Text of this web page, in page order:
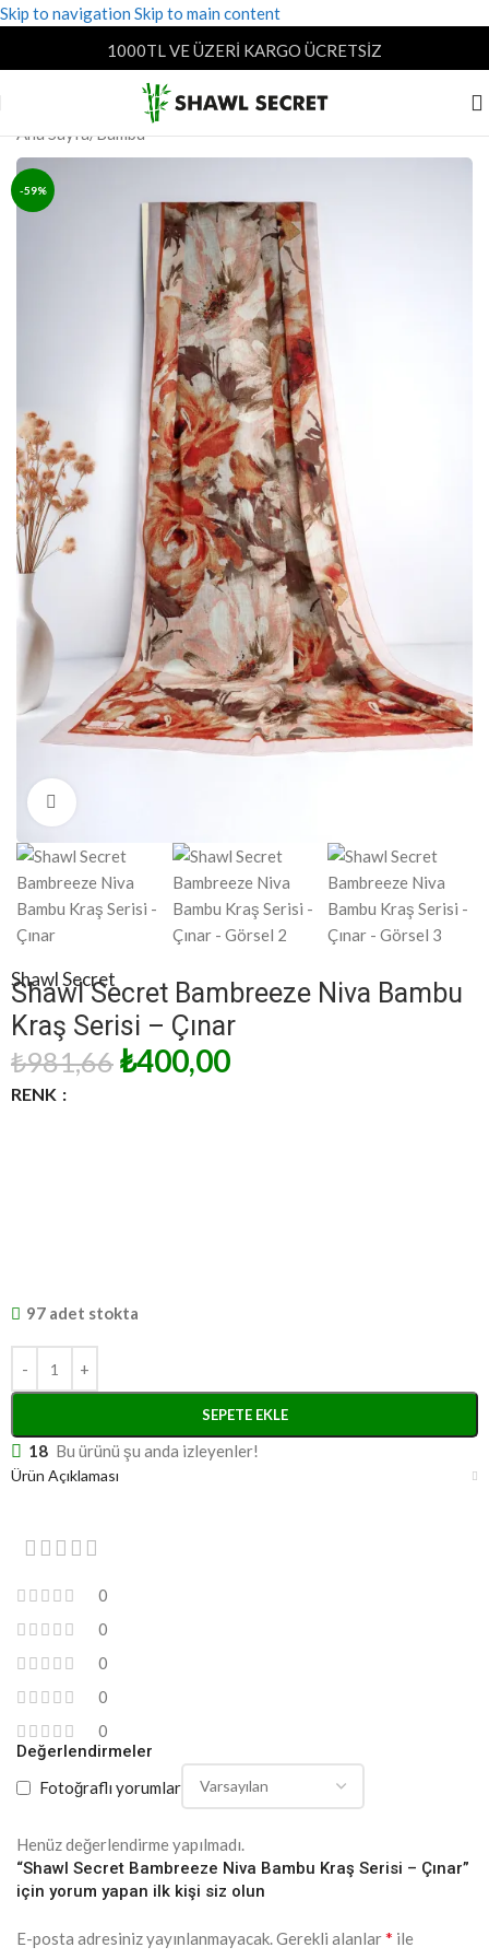
Skip to navigation Skip to main content
1000TL VE ÜZERİ KARGO ÜCRETSİZ
Ana Sayfa/Bambu
-59%
Click to enlarge
Shawl Secret
Shawl Secret Bambreeze Niva Bambu
Kraş Serisi – Çınar
₺981,66 ₺400,00
RENK
97 adet stokta
SEPETE EKLE
18 Bu ürünü şu anda izleyenler!
Ürün Açıklaması
0
0
0
0
0
Değerlendirmeler
Fotoğraflı yorumlar
Henüz değerlendirme yapılmadı.
“Shawl Secret Bambreeze Niva Bambu Kraş Serisi – Çınar”
için yorum yapan ilk kişi siz olun
E-posta adresiniz yayınlanmayacak.Gerekli alanlar* ile